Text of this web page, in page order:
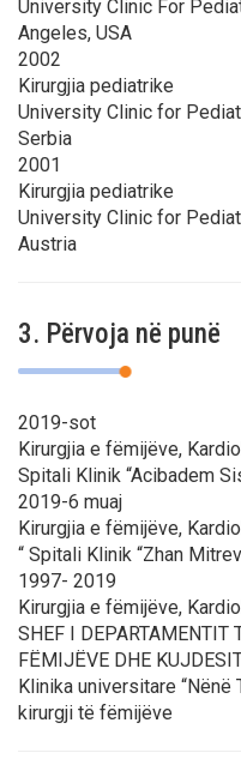
University Clinic For
Angeles, USA
2002
Kirurgjia pediatrike
University Clinic for
Serbia
2001
Kirurgjia pediatrike
University Clinic for
Austria
3. Përvoja në punë
2019-sot
Kirurgjia e fëmijëve,
Spitali Klinik “Acibadem
2019-6 muaj
Kirurgjia e fëmijëve,
“ Spitali Klinik “Zhan
1997- 2019
Kirurgjia e fëmijëve,
SHEF I DEPARTAMENTIT
FËMIJËVE DHE
Klinika universitare
kirurgji të fëmijëve